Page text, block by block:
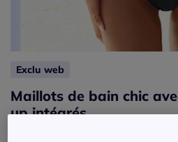
Exclu web
Maillots de bain chic
up intégrés